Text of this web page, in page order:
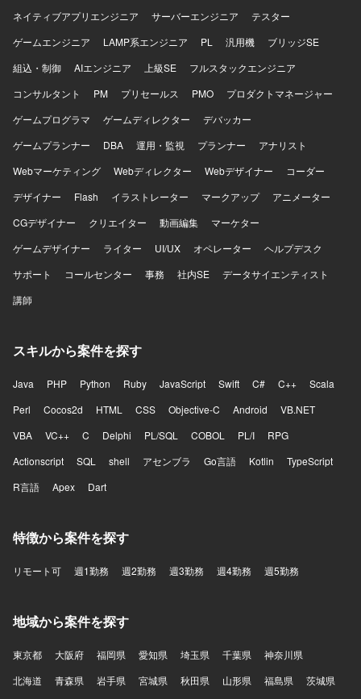
ネイティブアプリエンジニア
サーバーエンジニア
テスター
ゲームエンジニア
LAMP系エンジニア PL 汎用機
ブリッジSE
組込・制御
AIエンジニア 上級SE
フルスタックエンジニア
コンサルタント
PM プリセールス PMO
プロダクトマネージャー
ゲームプログラマ
ゲームディレクター
デバッカー
ゲームプランナー
DBA 運用・監視 プランナー
アナリスト
Webマーケティング
Webディレクター Webデザイナー
コーダー
デザイナー
Flash イラストレーター マークアップ
アニメーター
CGデザイナー
クリエイター 動画編集
マーケター
ゲームデザイナー
ライター UI/UX オペレーター
ヘルプデスク
サポート
コールセンター 事務 社内SE
データサイエンティスト
講師
スキルから案件を探す
Java PHP Python Ruby JavaScript Swift C# C++
Scala
Perl
Cocos2d HTML CSS Objective-C Android
VB.NET
VBA
VC++ C Delphi PL/SQL COBOL PL/I
RPG
Actionscript
SQL shell アセンブラ Go言語 Kotlin
TypeScript
R言語
Apex Dart
特徴から案件を探す
リモート可 週1勤務 週2勤務 週3勤務 週4勤務 週5勤務
地域から案件を探す
東京都 大阪府 福岡県 愛知県 埼玉県 千葉県
神奈川県
北海道
青森県 岩手県 宮城県 秋田県 山形県 福島県 茨城県